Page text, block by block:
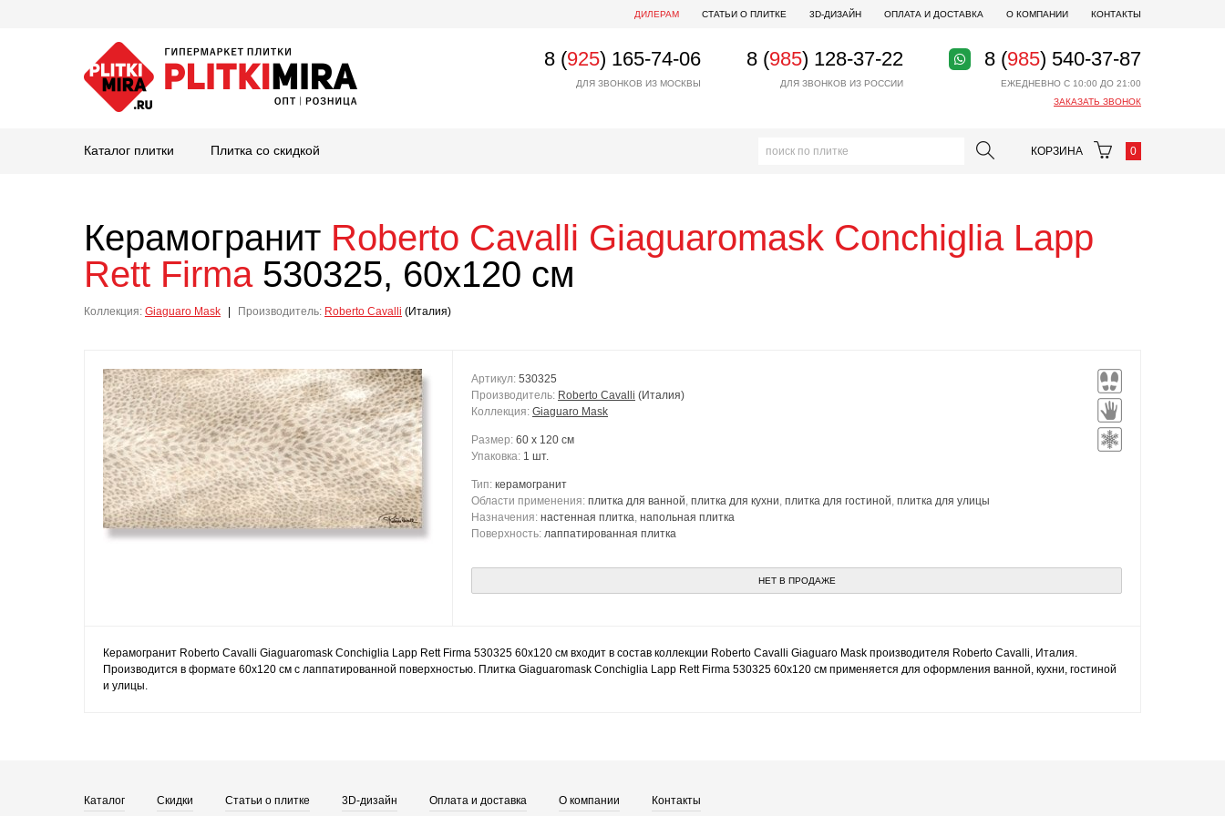
ДИЛЕРАМ СТАТЬИ О ПЛИТКЕ 3D-ДИЗАЙН ОПЛАТА И ДОСТАВКА О КОМПАНИИ КОНТАКТЫ
8 (925) 165-74-06
ДЛЯ ЗВОНКОВ ИЗ МОСКВЫ
8 (985) 128-37-22
ДЛЯ ЗВОНКОВ ИЗ РОССИИ
8 (985) 540-37-87
ЕЖЕДНЕВНО С 10:00 ДО 21:00
ЗАКАЗАТЬ ЗВОНОК
Каталог плитки Плитка со скидкой КОРЗИНА 0
Керамогранит Roberto Cavalli Giaguaromask Conchiglia Lapp
Rett Firma530325, 60x120 см
Коллекция: Giaguaro Mask Производитель: Roberto Cavalli (Италия)
Артикул: 530325
Производитель: Roberto Cavalli (Италия)
Коллекция: Giaguaro Mask
Размер: 60 x 120 см
Упаковка: 1 шт.
Тип: керамогранит
Области применения: плитка для ванной, плитка для кухни, плитка для гостиной, плитка для улицы
Назначения: настенная плитка, напольная плитка
Поверхность: лаппатированная плитка
НЕТ В ПРОДАЖЕ
Керамогранит Roberto Cavalli Giaguaromask Conchiglia Lapp Rett Firma 530325 60x120 см входит в состав коллекции Roberto Cavalli Giaguaro Mask производителя Roberto Cavalli, Италия.
Производится в формате 60x120 см с лаппатированной поверхностью. Плитка Giaguaromask Conchiglia Lapp Rett Firma 530325 60x120 см применяется для оформления ванной, кухни, гостиной
и улицы.
Каталог Скидки Статьи о плитке 3D-дизайн Оплата и доставка О компании Контакты